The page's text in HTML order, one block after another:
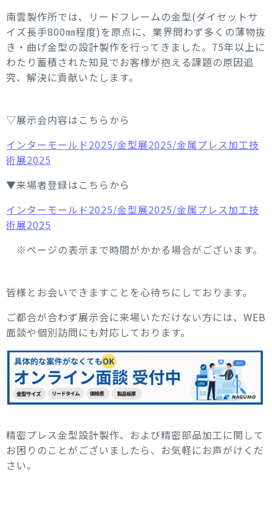
南雲製作所では、リードフレームの金型(ダイセットサ
イズ長手800㎜程度)を原点に、業界問わず多くの薄物抜
き・曲げ金型の設計製作を行ってきました。75年以上に
わたり蓄積された知見でお客様が抱える課題の原因追
究、解決に貢献いたします。
▽展示会内容はこちらから
インターモールド2025/金型展2025/金属プレス加工技
術展2025
▼来場者登録はこちらから
インターモールド2025/金型展2025/金属プレス加工技
術展2025
※ページの表示まで時間がかかる場合がございます。
皆様とお会いできますことを心待ちにしております。
ご都合が合わず展示会に来場いただけない方には、WEB
面談や個別訪問にも対応しております。
精密プレス金型設計製作、および精密部品加工に関して
お困りのことがございましたら、お気軽にお声がけくだ
さい。